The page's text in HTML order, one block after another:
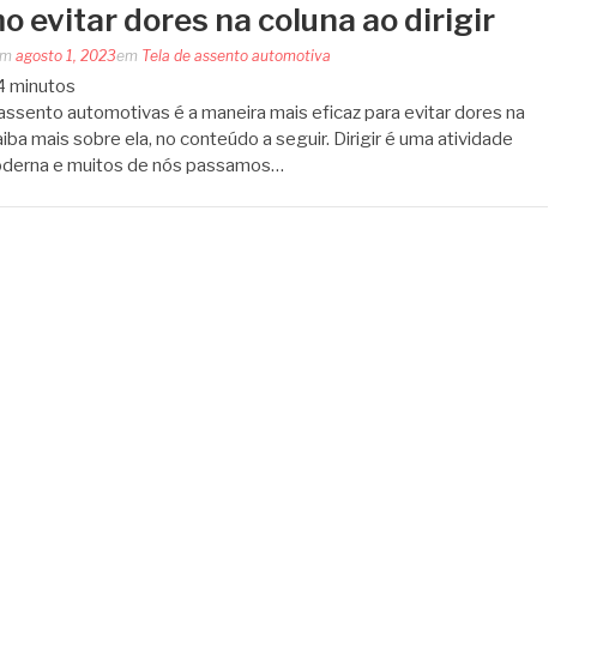
evitar dores na coluna ao dirigir
agosto 1, 2023em Tela de assento automotiva
minutos
automotivas é a maneira mais eficaz para evitar dores na
mais sobre ela, no conteúdo a seguir. Dirigir é uma atividade
e muitos de nós passamos…